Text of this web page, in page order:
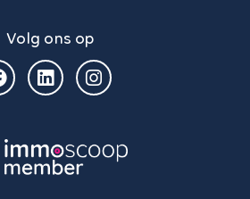
Volg ons op